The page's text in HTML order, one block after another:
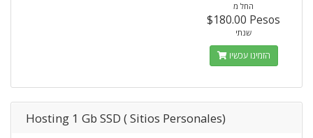
החל מ
$180.00 Pesos
שנתי
הזמינו עכשיו
Hosting 1 Gb SSD ( Sitios Personales)